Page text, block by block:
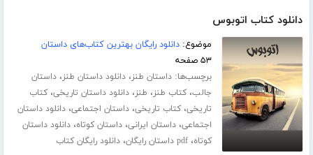
دانلود کتاب اتوبوس
موضوع:دانلود رایگان بهترین کتاب‌های داستان
۵۳ صفحه
برچسب‌ها:داستان طنز،دانلود داستان طنز،داستان
جالب،کتاب طنز، طنز،دانلود داستان تاریخی،کتاب
تاریخی،کتاب تاریخی،داستان اجتماعی،دانلود داستان
اجتماعی،داستان ایرانی،داستان کوتاه،دانلود داستان
کوتاه،pdf داستان رایگان ،دانلود رایگان کتاب